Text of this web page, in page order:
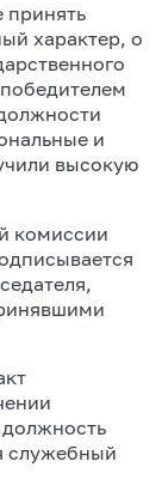
принять
характер, о
и
высокую
комиссии
служебный